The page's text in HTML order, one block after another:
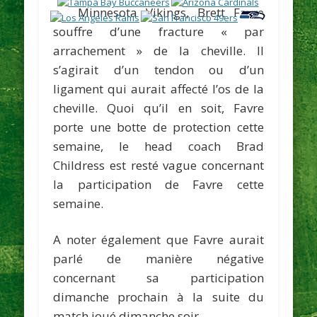
Minnesota Vikings,Brett Favre
souffre d’une fracture « par
arrachement » de la cheville. Il
s’agirait d’un tendon ou d’un
ligament qui aurait affecté l’os de la
cheville. Quoi qu’il en soit, Favre
porte une botte de protection cette
semaine, le head coach Brad
Childress est resté vague concernant
la participation de Favre cette
semaine.
A noter également que Favre aurait
parlé de manière négative
concernant sa participation
dimanche prochain à la suite du